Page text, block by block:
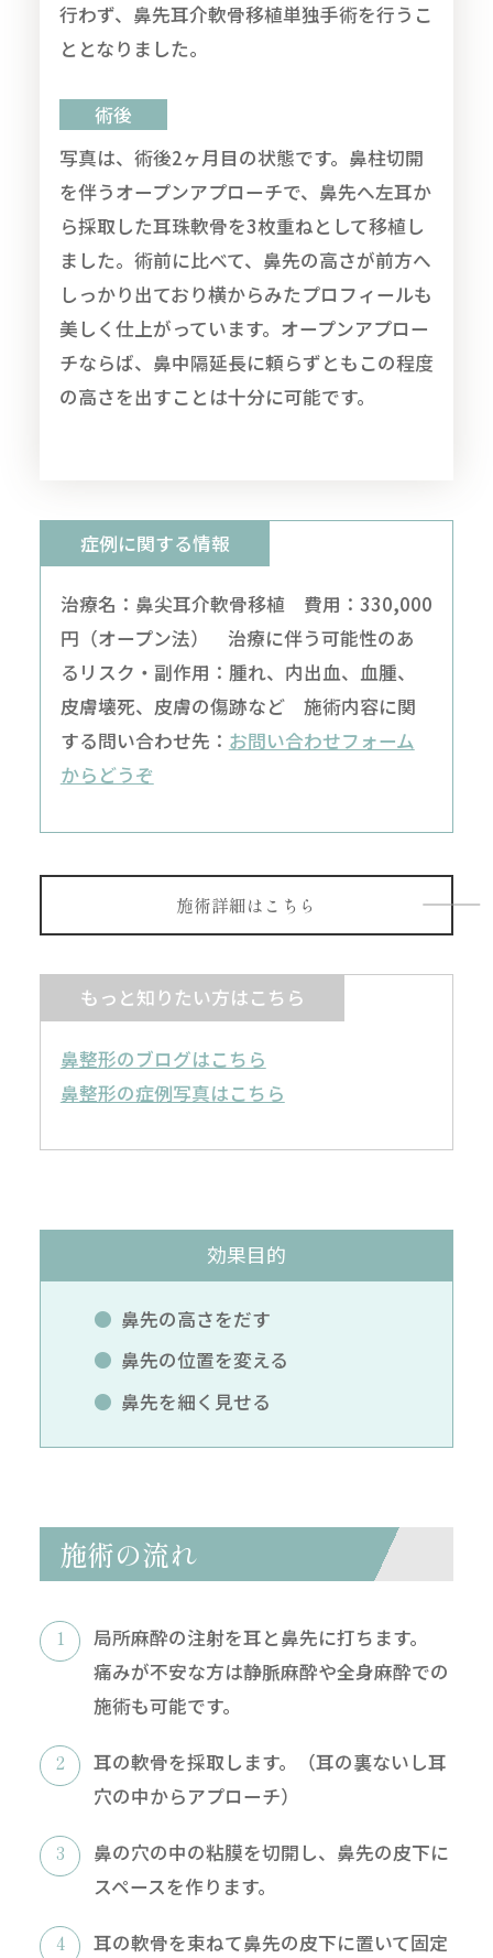
行わず、鼻先耳介軟骨移植単独手術を行うこ
ととなりました。
術後
写真は、術後2ヶ月目の状態です。鼻柱切開
を伴うオープンアプローチで、鼻先へ左耳か
ら採取した耳珠軟骨を3枚重ねとして移植し
ました。術前に比べて、鼻先の高さが前方へ
しっかり出ており横からみたプロフィールも
美しく仕上がっています。オープンアプロー
チならば、鼻中隔延長に頼らずともこの程度
の高さを出すことは十分に可能です。
症例に関する情報
治療名：鼻尖耳介軟骨移植 費用：330,000
円（オープン法） 治療に伴う可能性のあ
るリスク・副作用：腫れ、内出血、血腫、
皮膚壊死、皮膚の傷跡など 施術内容に関
する問い合わせ先： お問い合わせフォーム
からどうぞ
施術詳細はこちら
もっと知りたい方はこちら
鼻整形のブログはこちら
鼻整形の症例写真はこちら
効果目的
鼻先の高さをだす
鼻先の位置を変える
鼻先を細く見せる
施術の流れ
局所麻酔の注射を耳と鼻先に打ちます。
痛みが不安な方は静脈麻酔や全身麻酔での
施術も可能です。
耳の軟骨を採取します。（耳の裏ないし耳
穴の中からアプローチ）
鼻の穴の中の粘膜を切開し、鼻先の皮下に
スペースを作ります。
耳の軟骨を束ねて鼻先の皮下に置いて固定
相談 予約 予約 予約